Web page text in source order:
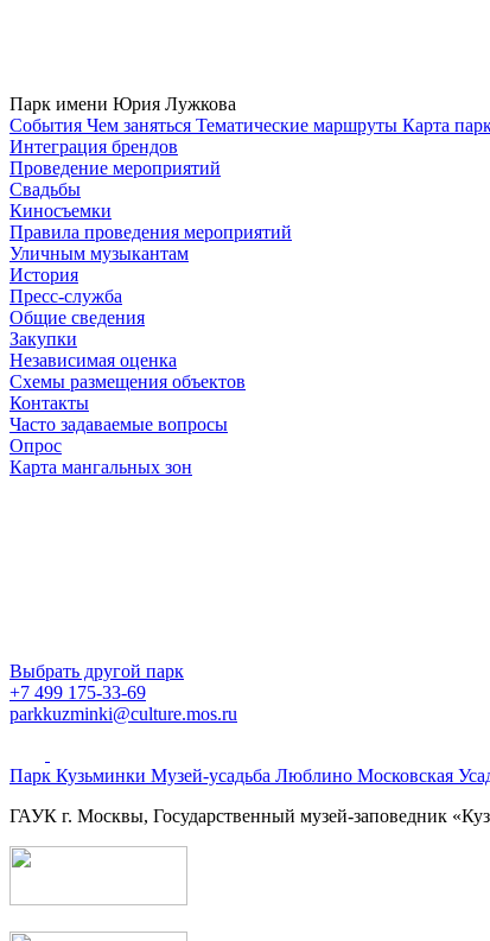
Парк имени Юрия Лужкова
Cобытия Чем заняться Тематические маршруты Карта
Интеграция брендов
Проведение мероприятий
Свадьбы
Киносъемки
Правила проведения мероприятий
Уличным музыкантам
История
Пресс-служба
Общие сведения
Закупки
Независимая оценка
Схемы размещения объектов
Контакты
Часто задаваемые вопросы
Опрос
Карта мангальных зон
Выбрать другой парк
+7 499 175-33-69
parkkuzminki@culture.mos.ru
Парк Кузьминки Музей-усадьба Люблино Московская
ГАУК г. Москвы, Государственный музей-заповедник